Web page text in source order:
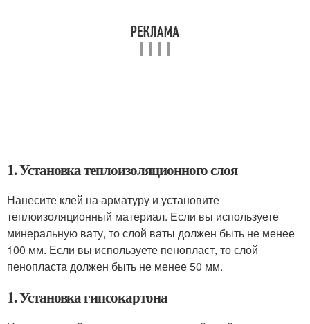
1. Установка теплоизоляционного слоя
Нанесите клей на арматуру и установите
теплоизоляционный материал. Если вы используете
минеральную вату, то слой ваты должен быть не менее
100 мм. Если вы используете пенопласт, то слой
пенопласта должен быть не менее 50 мм.
1. Установка гипсокартона